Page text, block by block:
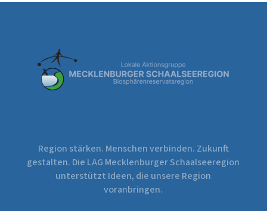
Region stärken. Menschen verbinden. Zukunft
gestalten. Die LAG Mecklenburger Schaalseeregion
unterstützt Ideen, die unsere Region
voranbringen.